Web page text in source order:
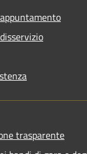
trasparente